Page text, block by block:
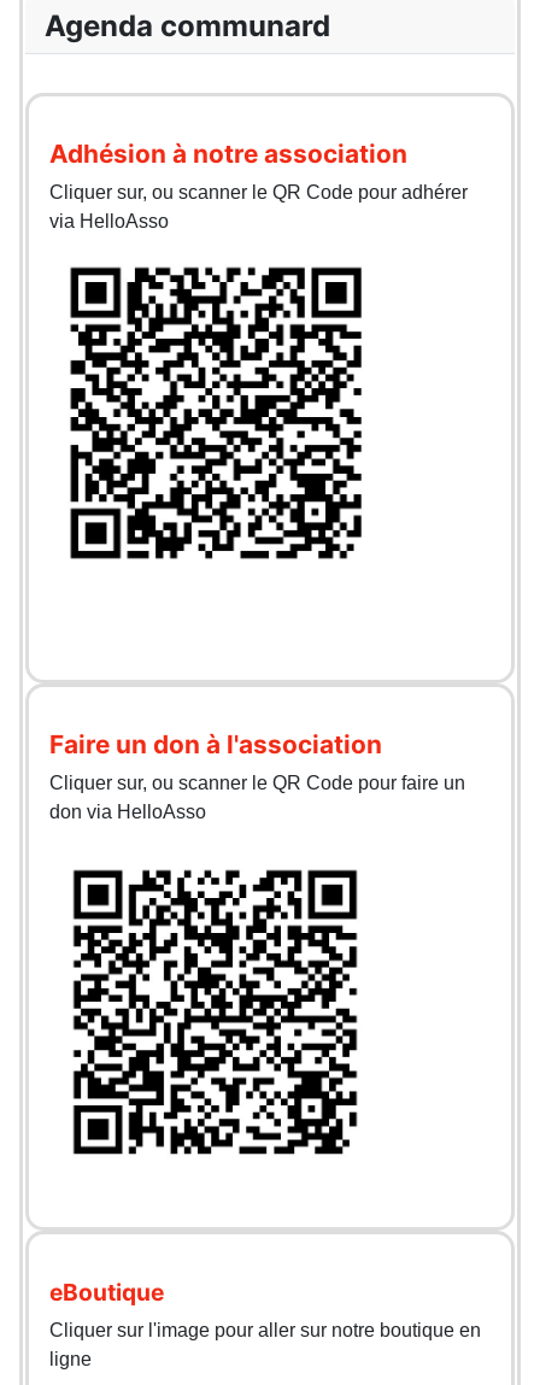
Agenda communard
Adhésion à notre association
Cliquer sur, ou scanner le QR Code pour adhérer
via HelloAsso
Faire un don à l'association
Cliquer sur, ou scanner le QR Code pour faire un
don via HelloAsso
eBoutique
Cliquer sur l'image pour aller sur notre boutique en
ligne